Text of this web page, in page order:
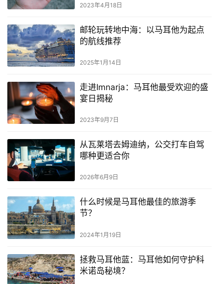
2023年4月18日
邮轮玩转地中海：以马耳他为起点
的航线推荐
2025年1月14日
走进Imnarja：马耳他最受欢迎的盛
宴日揭秘
2023年9月7日
从瓦莱塔去姆迪纳，公交打车自驾
哪种更适合你
2026年6月9日
什么时候是马耳他最佳的旅游季
节？
2024年1月19日
拯救马耳他蓝：马耳他如何守护科
米诺岛秘境？